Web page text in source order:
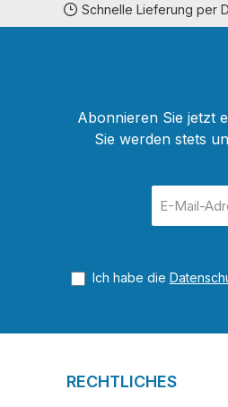
Schnelle Lieferung per
Abonnieren Sie jetzt
Sie werden stets
Mail-
Ich habe die
RECHTLICHES